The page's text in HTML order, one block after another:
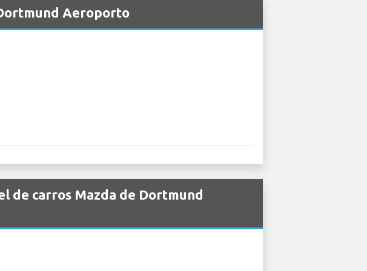
Aeroporto
de carros Mazda de Dortmund